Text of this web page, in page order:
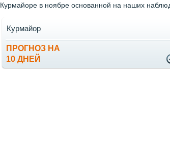
Курмайоре в ноябре основанной на наших
ПРОГНОЗ НА
10 ДНЕЙ
Курмайор